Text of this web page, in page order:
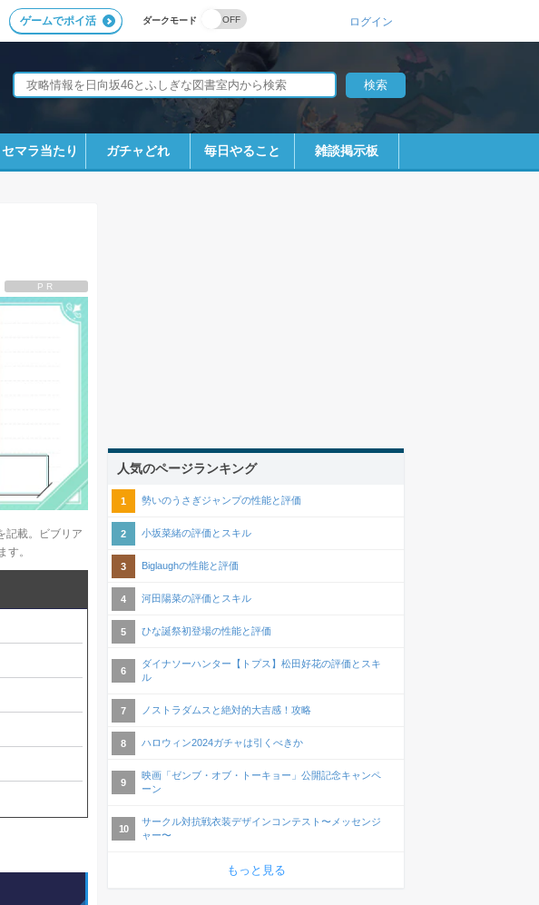
ダークモード
ゲームでポイ活 ログイン
セマラ当たり ガチャどれ 毎日やること 雑談掲示板
PR
記載。ビブリア
す。
人気のページランキング
勢いのうさぎジャンプの性能と評価
小坂菜緒の評価とスキル
Biglaughの性能と評価
河田陽菜の評価とスキル
ひな誕祭初登場の性能と評価
ダイナソーハンター【トプス】松田好花の評価とスキ
ル
ノストラダムスと絶対的大吉感！攻略
ハロウィン2024ガチャは引くべきか
映画「ゼンブ・オブ・トーキョー」公開記念キャンペ
ーン
サークル対抗戦衣装デザインコンテスト〜メッセンジ
ャー〜
もっと見る